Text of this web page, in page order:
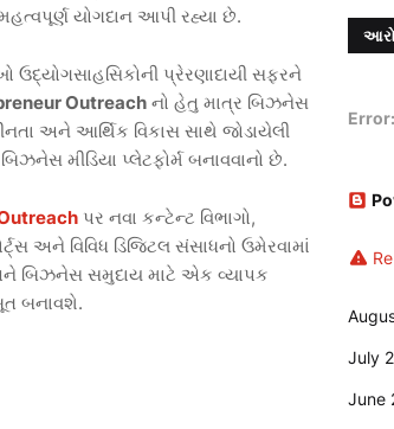
યોગદાન આપી રહ્યા છે.
ઉદ્યોગસાહસિકોની પ્રેરણાદાયી સફરને
Outreach નો હેતુ માત્ર બિઝનેસ
અને આર્થિક વિકાસ સાથે જોડાયેલી
મીડિયા પ્લેટફોર્મ બનાવવાનો છે.
પર નવા કન્ટેન્ટ વિભાગો,
અને વિવિધ ડિજિટલ સંસાધનો ઉમેરવામાં
બિઝનેસ સમુદાય માટે એક વ્યાપક
બનાવશે.
Error:
July
June